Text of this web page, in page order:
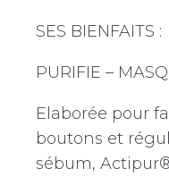
SES BIENFAITS :
PURIFIE –
Elaborée pour
boutons et
sébum,